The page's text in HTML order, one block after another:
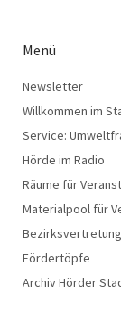
Menü
Newsletter
Willkommen im
Service:
Hörde im Radio
Räume für
Materialpool für
Fördertöpfe
Archiv Hörder